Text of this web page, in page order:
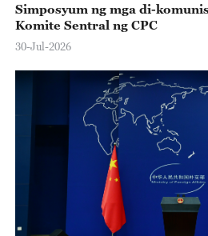
Simposyum ng mga di-
Komite Sentral ng CPC
30-Jul-2026